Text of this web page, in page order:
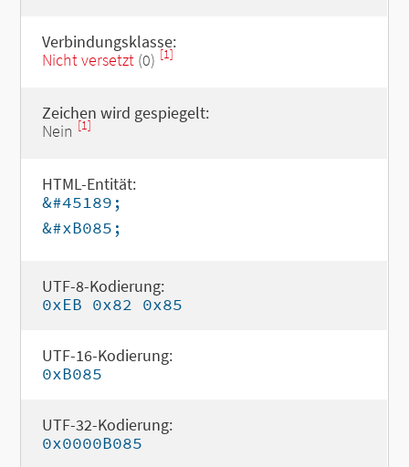
Verbindungsklasse:
Nicht versetzt(0) [1]
Zeichen wird gespiegelt:
Nein [1]
HTML-Entität:
&#45189;
&#xB085;
UTF-8-Kodierung:
0xEB 0x82 0x85
UTF-16-Kodierung:
0xB085
UTF-32-Kodierung:
0x0000B085